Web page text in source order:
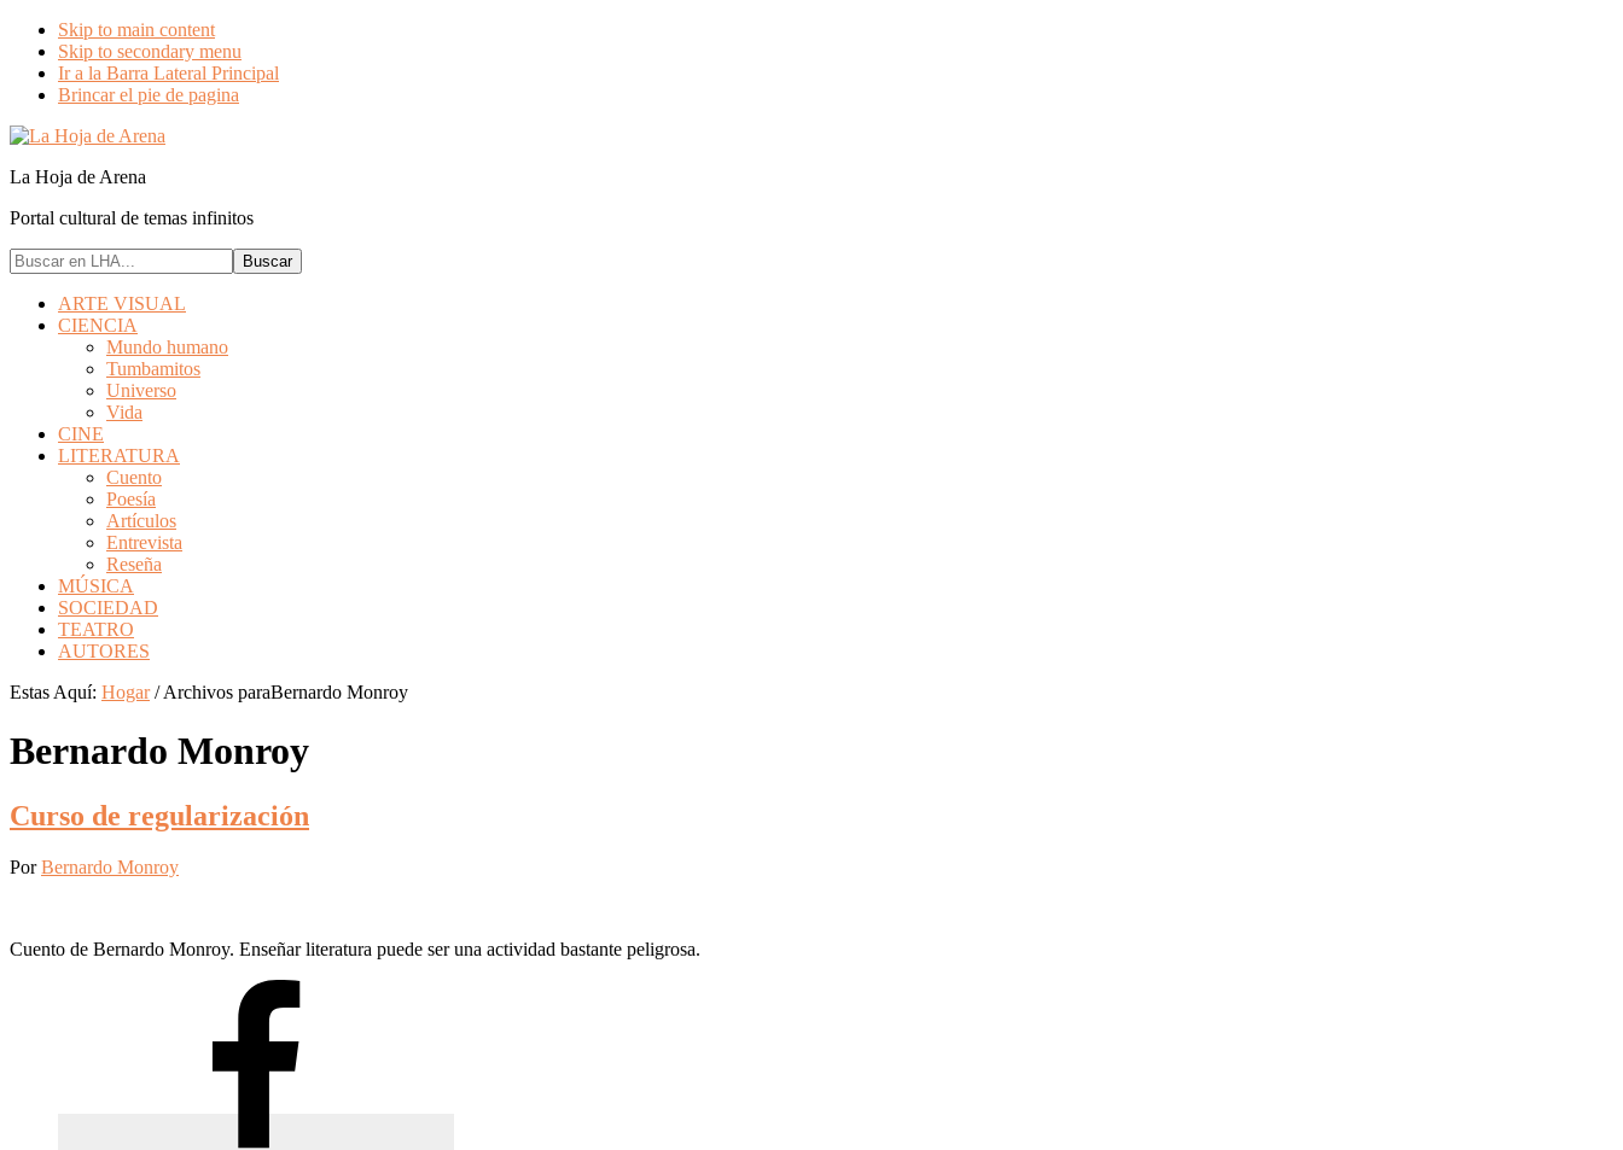
Skip to main content
Skip to secondary menu
Ir a la Barra Lateral Principal
Brincar el pie de pagina
La Hoja de Arena
Portal cultural de temas infinitos
Buscar
en
LHA...ARTE VISUAL
CIENCIA
Mundo humano
Tumbamitos
Universo
Vida
CINE
LITERATURA
Cuento
Poesía
Artículos
Entrevista
Reseña
MÚSICA
SOCIEDAD
TEATRO
AUTORES
Estas Aquí: Hogar /Archivos paraBernardo Monroy
Bernardo Monroy
Curso de regularización
PorBernardo Monroy
Cuento de Bernardo Monroy. Enseñar literatura puede ser una actividad bastante peligrosa.